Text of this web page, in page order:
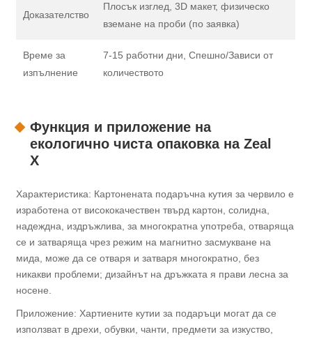
Доказателство
Плосък изглед, 3D макет, физическо
вземане на проби (по заявка)
Време за
изпълнение
7-15 работни дни, Спешно/Зависи от
количеството
Функция и приложение на
екологично чиста опаковка на Zeal
X
Характеристика: Картонената подаръчна кутия за червило е
изработена от висококачествен твърд картон, солидна,
надеждна, издръжлива, за многократна употреба, отваряща
се и затваряща чрез режим на магнитно засмукване на
мида, може да се отваря и затваря многократно, без
никакви проблеми; дизайнът на дръжката я прави лесна за
носене.
Приложение: Хартиените кутии за подаръци могат да се
използват в дрехи, обувки, чанти, предмети за изкуство,